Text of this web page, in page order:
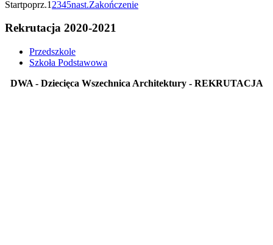
Startpoprz.1 2345nast.Zakończenie
Rekrutacja 2020-2021
Przedszkole
Szkoła Podstawowa
DWA - Dziecięca Wszechnica Architektury - REKRUTACJA